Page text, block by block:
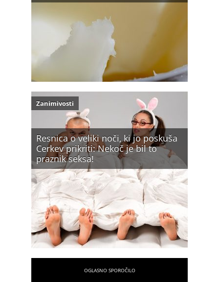
Resnica o veliki noči, ki jo poskuša
Cerkev prikriti: Nekoč je bil to
praznik seksa!
Zanimivosti